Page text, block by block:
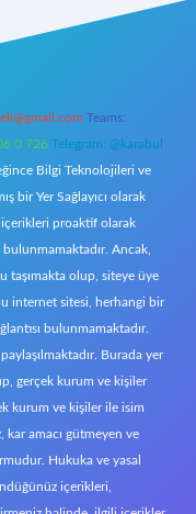
Teams:
0 726 Telegram: @karabul
Bilgi Teknolojileri ve
bir Yer Sağlayıcı olarak
proaktif olarak
Ancak,
taşımakta olup, siteye üye
internet sitesi, herhangi bir
bulunmamaktadır.
Burada yer
gerçek kurum ve kişiler
kurum ve kişiler ile isim
amacı gütmeyen ve
Hukuka ve yasal
içerikleri,